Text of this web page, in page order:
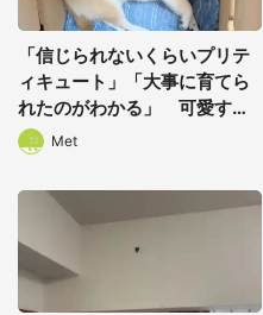
「信じられないくらいプリテ
ィキュート」「大事に育てら
れたのがわかる」 可愛すぎ
る〝箱入り娘〟が6.7万人を魅
了
Met